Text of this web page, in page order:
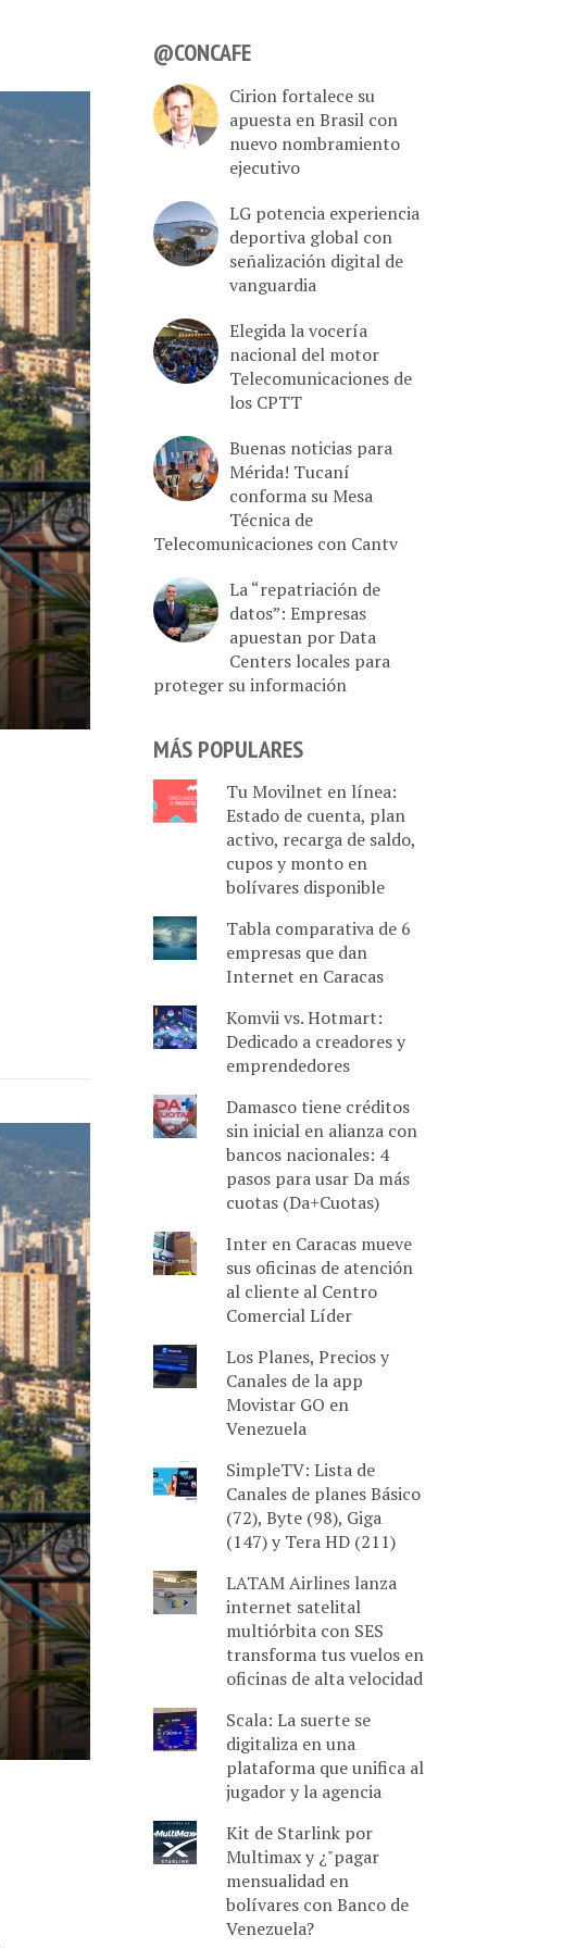
@CONCAFE
Cirion fortalece su
apuesta en Brasil con
nuevo nombramiento
ejecutivo
LG potencia experiencia
deportiva global con
señalización digital de
vanguardia
Elegida la vocería
nacional del motor
Telecomunicaciones de
los CPTT
Buenas noticias para
Mérida! Tucaní
conforma su Mesa
Técnica de
Telecomunicaciones con Cantv
La “repatriación de
datos”: Empresas
apuestan por Data
Centers locales para
proteger su información
MÁS POPULARES
Tu Movilnet en línea:
Estado de cuenta, plan
activo, recarga de saldo,
cupos y monto en
bolívares disponible
Tabla comparativa de 6
empresas que dan
Internet en Caracas
Komvii vs. Hotmart:
Dedicado a creadores y
emprendedores
Damasco tiene créditos
sin inicial en alianza con
bancos nacionales: 4
pasos para usar Da más
cuotas (Da+Cuotas)
Inter en Caracas mueve
sus oficinas de atención
al cliente al Centro
Comercial Líder
Los Planes, Precios y
Canales de la app
Movistar GO en
Venezuela
SimpleTV: Lista de
Canales de planes Básico
(72), Byte (98), Giga
(147) y Tera HD (211)
LATAM Airlines lanza
internet satelital
multiórbita con SES
transforma tus vuelos en
oficinas de alta velocidad
Scala: La suerte se
digitaliza en una
plataforma que unifica al
jugador y la agencia
Kit de Starlink por
Multimax y ¿"pagar
mensualidad en
bolívares con Banco de
Venezuela?